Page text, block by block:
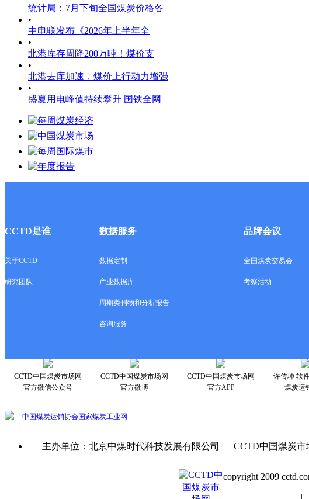
统计局：7月下旬全国煤炭价格各
•
中电联发布《2026年上半年全
•
北港库存周降200万吨！煤价支
•
北港去库加速，煤价上行动力增强
•
盛夏用电峰值持续攀升 国铁全网
CCTD是谁 数据服务 品牌会议
关于CCTD 数据定制 全国煤炭交易会
研究团队 产业数据库 考察活动
周期类刊物和分析报告
咨询服务
CCTD中国煤炭市场网
官方微信公众号
CCTD中国煤炭市场网
官方微博
CCTD中国煤炭市场网
官方APP
许传坤 软
煤炭运
中国煤炭运销协会国家煤炭工业网
主办单位：北京中煤时代科技发展有限公司 CCTD中国煤炭
copyright 2009
|